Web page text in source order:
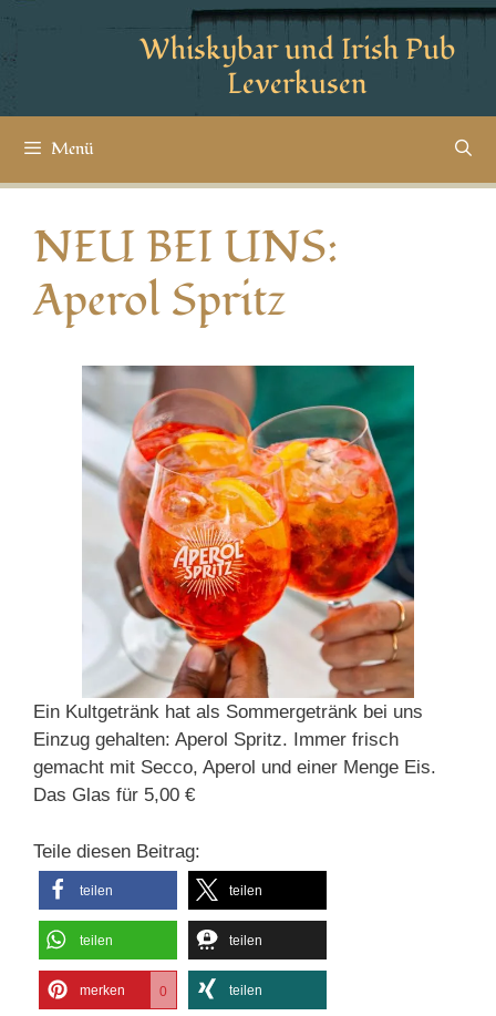
Whiskybar und Irish Pub
Leverkusen
Menü
NEU BEI UNS:
Aperol Spritz
Ein Kultgetränk hat als Sommergetränk bei uns
Einzug gehalten: Aperol Spritz. Immer frisch
gemacht mit Secco, Aperol und einer Menge Eis.
Das Glas für 5,00 €
Teile diesen Beitrag:
teilen teilen
teilen teilen
merken 0 teilen